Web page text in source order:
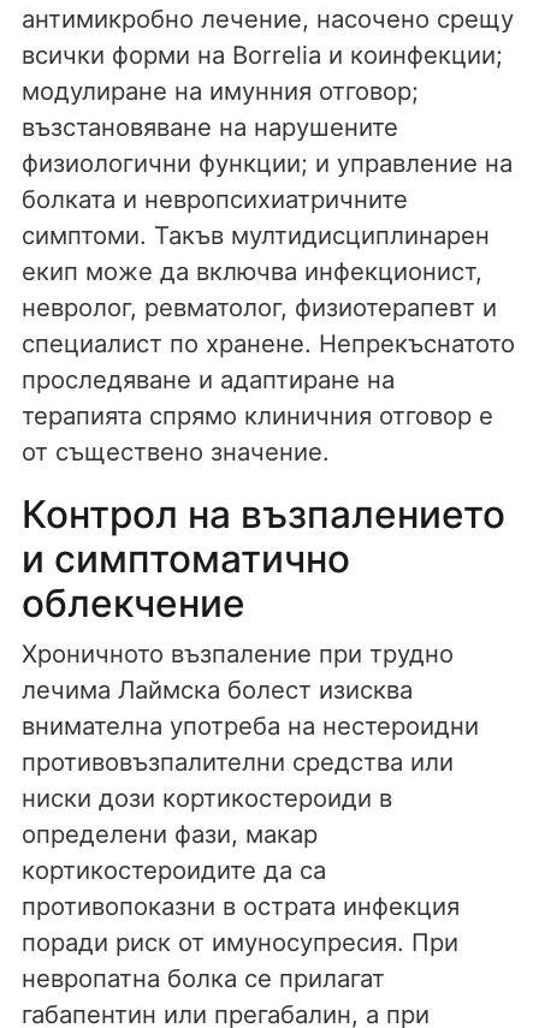
антимикробно лечение, насочено срещу
всички форми на Borrelia и коинфекции;
модулиране на имунния отговор;
възстановяване на нарушените
физиологични функции; и управление на
болката и невропсихиатричните
симптоми. Такъв мултидисциплинарен
екип може да включва инфекционист,
невролог, ревматолог, физиотерапевт и
специалист по хранене. Непрекъснатото
проследяване и адаптиране на
терапията спрямо клиничния отговор е
от съществено значение.
Контрол на възпалението
и симптоматично
облекчение
Хроничното възпаление при трудно
лечима Лаймска болест изисква
внимателна употреба на нестероидни
противовъзпалителни средства или
ниски дози кортикостероиди в
определени фази, макар
кортикостероидите да са
противопоказни в острата инфекция
поради риск от имуносупресия. При
невропатна болка се прилагат
габапентин или прегабалин, а при